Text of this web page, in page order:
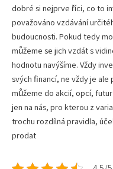
dobré si nejprve říci, co to
považováno vzdávání
budoucnosti. Pokud tedy
můžeme se jich vzdát s
hodnotu navýšíme. Vždy
svých financí, ne vždy je
můžeme do akcií, opcí,
jen na nás, pro kterou z
trochu rozdílná pravidla,
prodat